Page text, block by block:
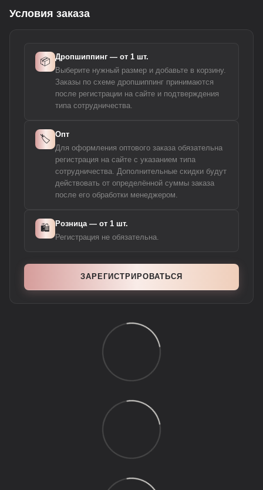
Условия заказа
📦 Дропшиппинг — от 1 шт.
Выберите нужный размер и добавьте в корзину.
Заказы по схеме дропшиппинг принимаются
после регистрации на сайте и подтверждения
типа сотрудничества.
🏷️ Опт
Для оформления оптового заказа обязательна
регистрация на сайте с указанием типа
сотрудничества. Дополнительные скидки будут
действовать от определённой суммы заказа
после его обработки менеджером.
🛍️ Розница — от 1 шт.
Регистрация не обязательна.
ЗАРЕГИСТРИРОВАТЬСЯ